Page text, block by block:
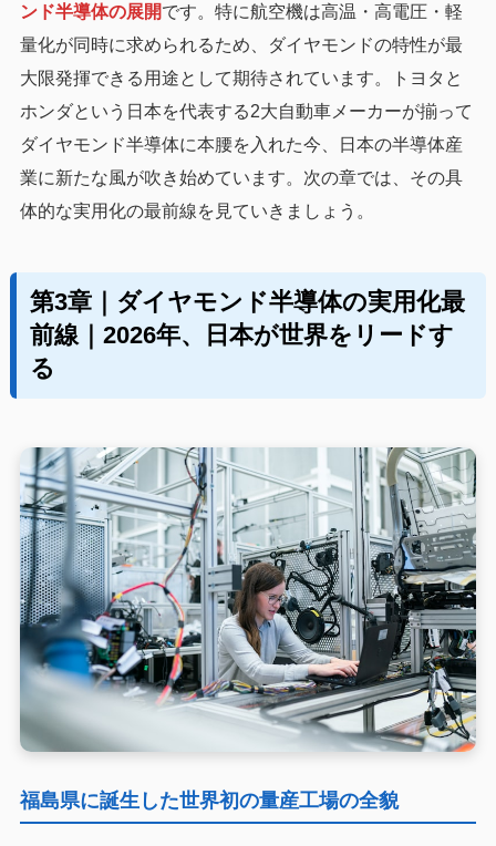
ンド半導体の展開です。特に航空機は高温・高電圧・軽
量化が同時に求められるため、ダイヤモンドの特性が最
大限発揮できる用途として期待されています。トヨタと
ホンダという日本を代表する2大自動車メーカーが揃って
ダイヤモンド半導体に本腰を入れた今、日本の半導体産
業に新たな風が吹き始めています。次の章では、その具
体的な実用化の最前線を見ていきましょう。
第3章｜ダイヤモンド半導体の実用化最
前線｜2026年、日本が世界をリードす
る
福島県に誕生した世界初の量産工場の全貌